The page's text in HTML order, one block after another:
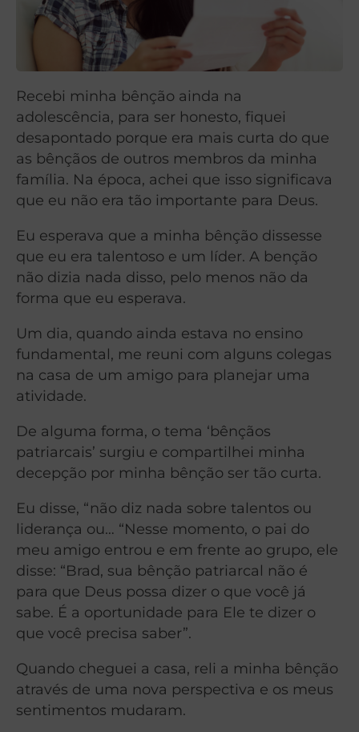
Recebi minha bênção ainda na
adolescência, para ser honesto, fiquei
desapontado porque era mais curta do que
as bênçãos de outros membros da minha
família. Na época, achei que isso significava
que eu não era tão importante para Deus.
Eu esperava que a minha bênção dissesse
que eu era talentoso e um líder. A benção
não dizia nada disso, pelo menos não da
forma que eu esperava.
Um dia, quando ainda estava no ensino
fundamental, me reuni com alguns colegas
na casa de um amigo para planejar uma
atividade.
De alguma forma, o tema ‘bênçãos
patriarcais’ surgiu e compartilhei minha
decepção por minha bênção ser tão curta.
Eu disse, “não diz nada sobre talentos ou
liderança ou… “Nesse momento, o pai do
meu amigo entrou e em frente ao grupo, ele
disse: “Brad, sua bênção patriarcal não é
para que Deus possa dizer o que você já
sabe. É a oportunidade para Ele te dizer o
que você precisa saber”.
Quando cheguei a casa, reli a minha bênção
através de uma nova perspectiva e os meus
sentimentos mudaram.